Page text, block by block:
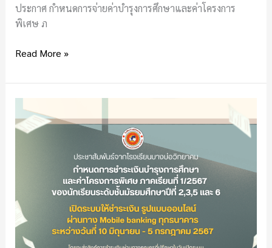
ประกาศ กำหนดการจ่ายค่าบำรุงการศึกษาและค่าโครงการ
พิเศษ ภ
มัธยมศึกษา
ปี
1
6
Read More »
จ่าย
ค่า
ค่า
โครงการ
พิเศษ